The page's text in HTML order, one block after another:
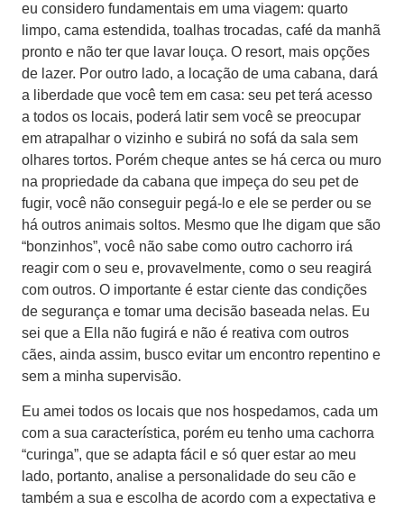
eu considero fundamentais em uma viagem: quarto
limpo, cama estendida, toalhas trocadas, café da manhã
pronto e não ter que lavar louça. O resort, mais opções
de lazer. Por outro lado, a locação de uma cabana, dará
a liberdade que você tem em casa: seu pet terá acesso
a todos os locais, poderá latir sem você se preocupar
em atrapalhar o vizinho e subirá no sofá da sala sem
olhares tortos. Porém cheque antes se há cerca ou muro
na propriedade da cabana que impeça do seu pet de
fugir, você não conseguir pegá-lo e ele se perder ou se
há outros animais soltos. Mesmo que lhe digam que são
“bonzinhos”, você não sabe como outro cachorro irá
reagir com o seu e, provavelmente, como o seu reagirá
com outros. O importante é estar ciente das condições
de segurança e tomar uma decisão baseada nelas. Eu
sei que a Ella não fugirá e não é reativa com outros
cães, ainda assim, busco evitar um encontro repentino e
sem a minha supervisão.
Eu amei todos os locais que nos hospedamos, cada um
com a sua característica, porém eu tenho uma cachorra
“curinga”, que se adapta fácil e só quer estar ao meu
lado, portanto, analise a personalidade do seu cão e
também a sua e escolha de acordo com a expectativa e